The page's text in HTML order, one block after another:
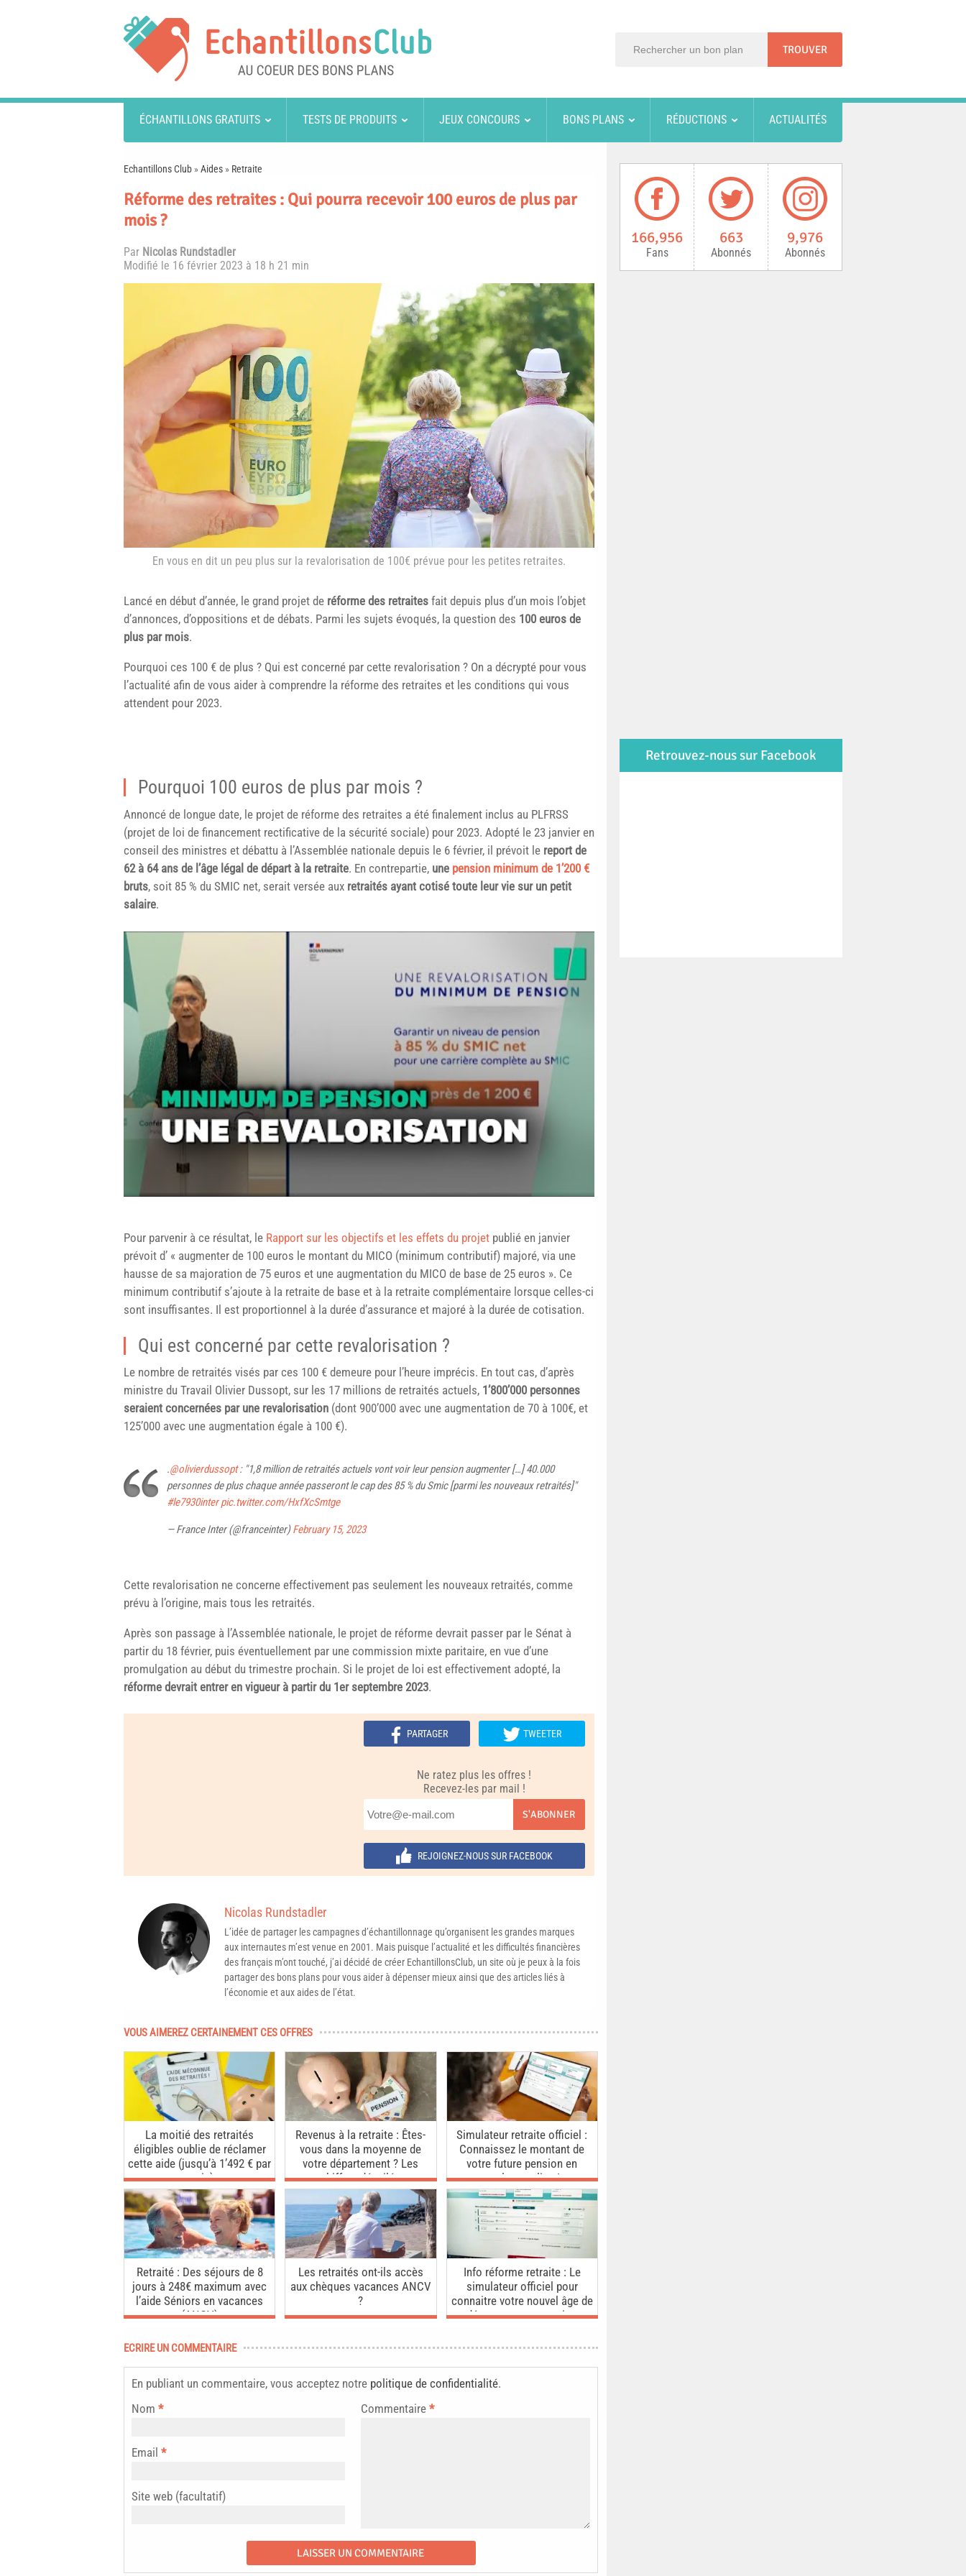
ÉCHANTILLONS GRATUITS TESTS DE PRODUITS JEUX CONCOURS BONS PLANS RÉDUCTIONS ACTUALITÉS
Echantillons Club »Aides » Retraite
Réforme des retraites : Qui pourra recevoir 100 euros de plus par
mois ?
Par Nicolas Rundstadler
Modifié le 16 février 2023 à 18 h 21 min
En vous en dit un peu plus sur la revalorisation de 100€ prévue pour les petites retraites.
Lancé en début d’année, le grand projet de réforme des retraites fait depuis plus d’un mois l’objet
d’annonces, d’oppositions et de débats. Parmi les sujets évoqués, la question des 100 euros de
plus par mois.
Pourquoi ces 100 € de plus ? Qui est concerné par cette revalorisation ? On a décrypté pour vous
l’actualité afin de vous aider à comprendre la réforme des retraites et les conditions qui vous
attendent pour 2023.
Pourquoi 100 euros de plus par mois ?
Annoncé de longue date, le projet de réforme des retraites a été finalement inclus au PLFRSS
(projet de loi de financement rectificative de la sécurité sociale) pour 2023. Adopté le 23 janvier en
conseil des ministres et débattu à l’Assemblée nationale depuis le 6 février, il prévoit le report de
62 à 64 ans de l’âge légal de départ à la retraite. En contrepartie, une pension minimum de 1’200 €
bruts, soit 85 % du SMIC net, serait versée aux retraités ayant cotisé toute leur vie sur un petit
salaire.
Pour parvenir à ce résultat, le Rapport sur les objectifs et les effets du projet publié en janvier
prévoit d’ « augmenter de 100 euros le montant du MICO (minimum contributif) majoré, via une
hausse de sa majoration de 75 euros et une augmentation du MICO de base de 25 euros ». Ce
minimum contributif s’ajoute à la retraite de base et à la retraite complémentaire lorsque celles-ci
sont insuffisantes. Il est proportionnel à la durée d’assurance et majoré à la durée de cotisation.
Qui est concerné par cette revalorisation ?
Le nombre de retraités visés par ces 100 € demeure pour l’heure imprécis. En tout cas, d’après
ministre du Travail Olivier Dussopt, sur les 17 millions de retraités actuels, 1’800’000 personnes
seraient concernées par une revalorisation (dont 900’000 avec une augmentation de 70 à 100€, et
125’000 avec une augmentation égale à 100 €).
.@olivierdussopt: "1,8 million de retraités actuels vont voir leur pension augmenter […] 40.000
personnes de plus chaque année passeront le cap des 85 % du Smic [parmi les nouveaux retraités]"
#le7930inter pic.twitter.com/HxfXcSmtge
— France Inter (@franceinter)February 15, 2023
Cette revalorisation ne concerne effectivement pas seulement les nouveaux retraités, comme
prévu à l’origine, mais tous les retraités.
Après son passage à l’Assemblée nationale, le projet de réforme devrait passer par le Sénat à
partir du 18 février, puis éventuellement par une commission mixte paritaire, en vue d’une
promulgation au début du trimestre prochain. Si le projet de loi est effectivement adopté, la
réforme devrait entrer en vigueur à partir du 1er septembre 2023.
PARTAGER TWEETER
Ne ratez plus les offres !
Recevez-les par mail !
S'ABONNER
REJOIGNEZ-NOUS SUR FACEBOOK
Nicolas Rundstadler
L’idée de partager les campagnes d’échantillonnage qu’organisent les grandes marques
aux internautes m’est venue en 2001. Mais puisque l’actualité et les difficultés financières
des français m’ont touché, j’ai décidé de créer EchantillonsClub, un site où je peux à la fois
partager des bons plans pour vous aider à dépenser mieux ainsi que des articles liés à
l’économie et aux aides de l’état.
VOUS AIMEREZ CERTAINEMENT CES OFFRES
La moitié des retraités
éligibles oublie de réclamer
cette aide (jusqu’à 1’492 € par
mois)
Revenus à la retraite : Êtes-
vous dans la moyenne de
votre département ? Les
chiffres dévoilés
Simulateur retraite officiel :
Connaissez le montant de
votre future pension en
quelques clics !
Retraité : Des séjours de 8
jours à 248€ maximum avec
l’aide Séniors en vacances
(ANCV)
Les retraités ont-ils accès
aux chèques vacances ANCV
?
Info réforme retraite : Le
simulateur officiel pour
connaitre votre nouvel âge de
départ et votre pension
ECRIRE UN COMMENTAIRE
En publiant un commentaire, vous acceptez notre politique de confidentialité.
Commentaire *
Nom *
Email *
Site web (facultatif)
166,956
Fans
663
Abonnés
9,976
Abonnés
Retrouvez-nous sur Facebook